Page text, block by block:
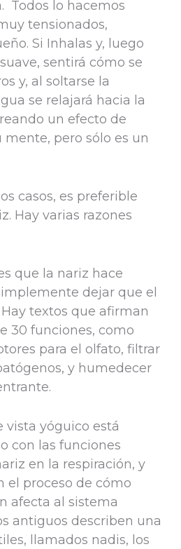
Todos lo hacemos
tensionados,
Si Inhalas y, luego
sentirá cómo se
y, al soltarse la
se relajará hacia la
un efecto de
pero sólo es un
casos, es preferible
Hay varias razones
que la nariz hace
dejar que el
textos que afirman
30 funciones, como
para el olfato, filtrar
y humedecer
vista yóguico está
con las funciones
en la respiración, y
el proceso de cómo
afecta al sistema
antiguos describen una
llamados nadis, los